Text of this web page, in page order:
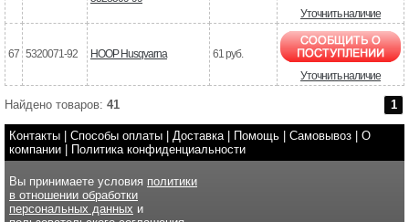
Уточнить наличие
67 5320071-92 HOOP Husqvarna
61 руб.
Уточнить наличие
Найдено товаров: 41 1
Контакты Способы оплаты Доставка| Помощь Самовывоз
О
компании
Политика конфиденциальности
Вы принимаете условия политики
в отношении обработки
персональных данных и